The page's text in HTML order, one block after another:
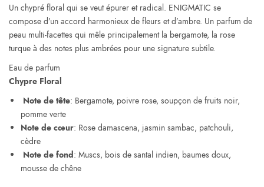
prix :
24,90€
à
Un chypré floral qui se veut épurer et radical. ENIGMATIC se
compose d’un accord harmonieux de fleurs et d’ambre. Un parfum de
peau multi-facettes qui mêle principalement la bergamote, la rose
turque à des notes plus ambrées pour une signature subtile.
Eau de parfum
Chypre Floral
Note de tête: Bergamote, poivre rose, soupçon de fruits noir,
pomme verte
Note de cœur: Rose damascena, jasmin sambac, patchouli,
cèdre
Note de fond: Muscs, bois de santal indien, baumes doux,
mousse de chêne